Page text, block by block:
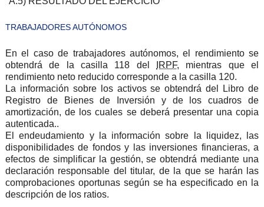
TRABAJADORES AUTÓNOMOS
En el caso de trabajadores autónomos, el rendimiento se
obtendrá de la casilla 118 del
IRPF, mientras que el
rendimiento neto reducido corresponde a la casilla 120.
La información sobre los activos se obtendrá del Libro de
Registro de Bienes de Inversión y de los cuadros de
amortización, de los cuales se deberá presentar una copia
autenticada..
El endeudamiento y la información sobre la liquidez, las
disponibilidades de fondos y las inversiones financieras, a
efectos de simplificar la gestión, se obtendrá mediante una
declaración responsable del titular, de la que se harán las
comprobaciones oportunas según se ha especificado en la
descripción de los ratios.